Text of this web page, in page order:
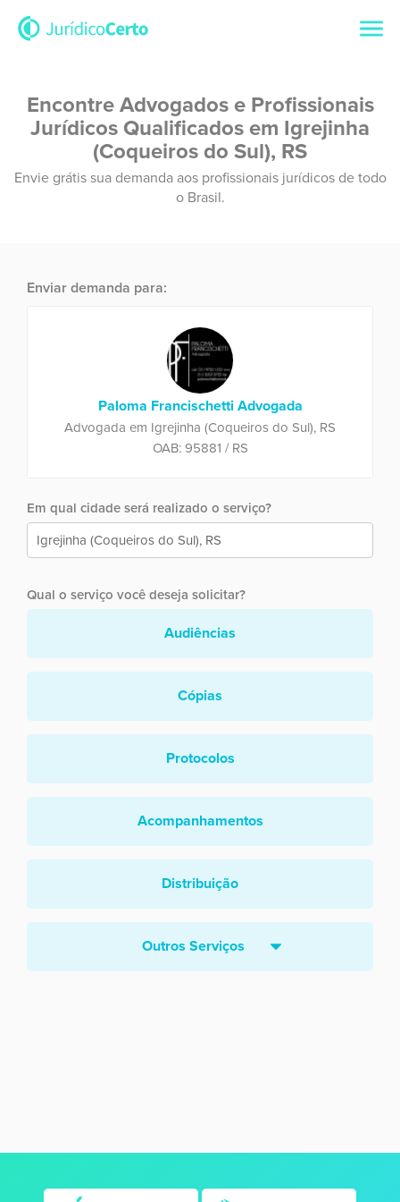
Encontre Advogados e Profissionais
Jurídicos Qualificados em Igrejinha
(Coqueiros do Sul), RS
Envie grátis sua demanda aos profissionais jurídicos de todo
o Brasil.
Enviar demanda para:
Paloma Francischetti Advogada
Advogada em Igrejinha (Coqueiros do Sul), RS
OAB: 95881 / RS
Em qual cidade será realizado o serviço?
Qual o serviço você deseja solicitar?
Audiências
Cópias
Protocolos
Acompanhamentos
Distribuição
Outros Serviços